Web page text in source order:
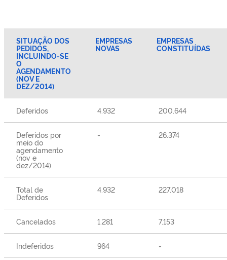
SITUAÇÃO DOS
PEDIDOS,
INCLUINDO-SE
O
AGENDAMENTO
(NOV E
DEZ/2014)
EMPRESAS
NOVAS
EMPRESAS
CONSTITUÍDAS
Deferidos 4.932 200.644
Deferidos por
meio do
agendamento
(nov e
dez/2014)
- 26.374
Total de
Deferidos
4.932 227.018
Cancelados 1.281 7.153
Indeferidos 964 -